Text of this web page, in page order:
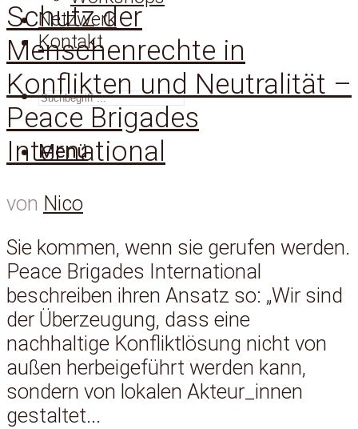
Netzwerk
Kontakt
SUCHEN
Menü
Schutz der
Menschenrechte in
Konflikten und Neutralität –
Peace Brigades
International
von Nico
Sie kommen, wenn sie gerufen werden.
Peace Brigades International
beschreiben ihren Ansatz so: „Wir sind
der Überzeugung, dass eine
nachhaltige Konflikt­lösung nicht von
außen herbeigeführt werden kann,
sondern von lokalen Akteur_innen
gestaltet...